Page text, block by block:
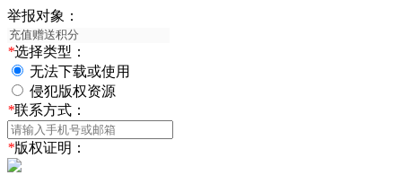
举报对象：
*选择类型：
无法下载或使用
侵犯版权资源
*联系方式：
*版权证明：